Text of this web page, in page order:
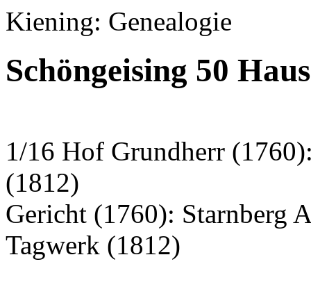
Kiening: Genealogie
Schöngeising 50
1/16 Hof Grundherr
(1812)
Gericht (1760): Starnberg
Tagwerk (1812)